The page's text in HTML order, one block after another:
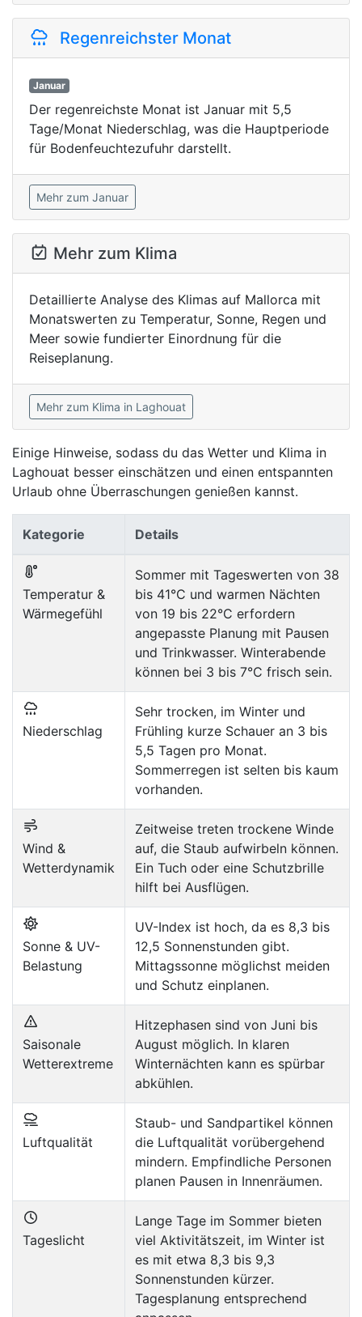
Regenreichster Monat
Januar
Der regenreichste Monat ist Januar mit 5,5
Tage/Monat Niederschlag, was die Hauptperiode
für Bodenfeuchtezufuhr darstellt.
Mehr zum Januar
Mehr zum Klima
Detaillierte Analyse des Klimas auf Mallorca mit
Monatswerten zu Temperatur, Sonne, Regen und
Meer sowie fundierter Einordnung für die
Reiseplanung.
Mehr zum Klima in Laghouat
Einige Hinweise, sodass du das Wetter und Klima in
Laghouat besser einschätzen und einen entspannten
Urlaub ohne Überraschungen genießen kannst.
Kategorie Details
Temperatur &
Wärmegefühl
Sommer mit Tageswerten von 38
bis 41°C und warmen Nächten
von 19 bis 22°C erfordern
angepasste Planung mit Pausen
und Trinkwasser. Winterabende
können bei 3 bis 7°C frisch sein.
Niederschlag
Sehr trocken, im Winter und
Frühling kurze Schauer an 3 bis
5,5 Tagen pro Monat.
Sommerregen ist selten bis kaum
vorhanden.
Wind &
Wetterdynamik
Zeitweise treten trockene Winde
auf, die Staub aufwirbeln können.
Ein Tuch oder eine Schutzbrille
hilft bei Ausflügen.
Sonne & UV-
Belastung
UV-Index ist hoch, da es 8,3 bis
12,5 Sonnenstunden gibt.
Mittagssonne möglichst meiden
und Schutz einplanen.
Saisonale
Wetterextreme
Hitzephasen sind von Juni bis
August möglich. In klaren
Winternächten kann es spürbar
abkühlen.
Luftqualität
Staub- und Sandpartikel können
die Luftqualität vorübergehend
mindern. Empfindliche Personen
planen Pausen in Innenräumen.
Tageslicht
Lange Tage im Sommer bieten
viel Aktivitätszeit, im Winter ist
es mit etwa 8,3 bis 9,3
Sonnenstunden kürzer.
Tagesplanung entsprechend